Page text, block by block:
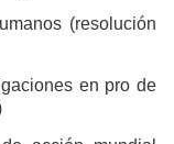
(resolución
en pro de